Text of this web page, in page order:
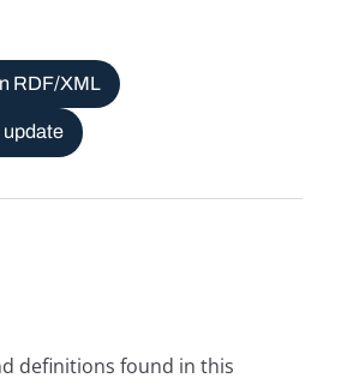
RDF/XML
update
definitions found in this